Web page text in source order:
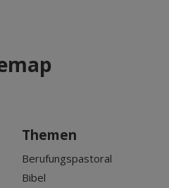
Themen
Berufungspastoral
Bibel